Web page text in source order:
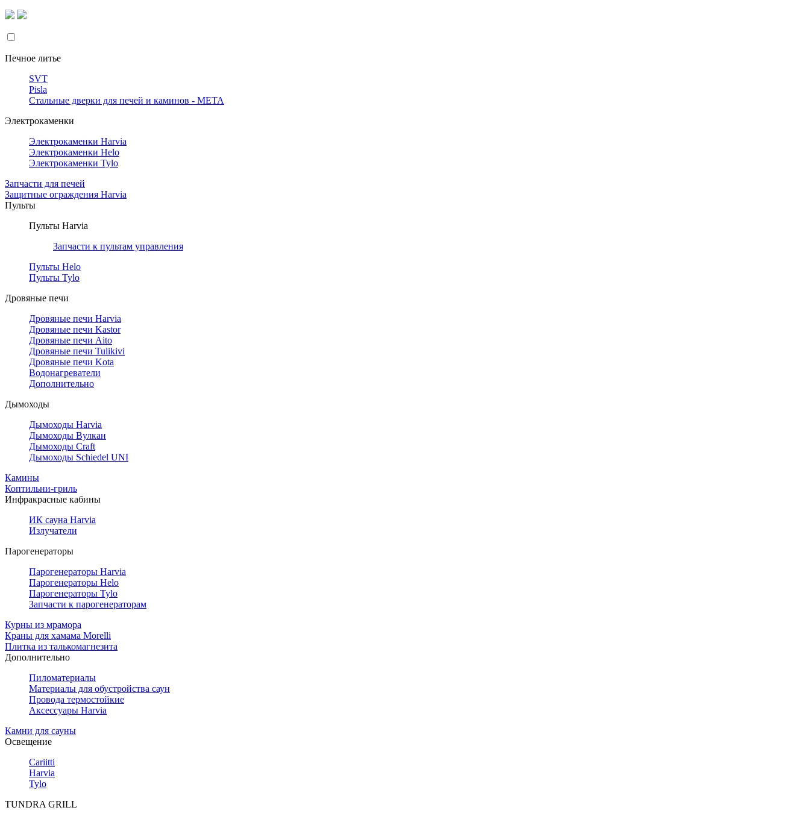
Печное литье
SVT
Pisla
Стальные дверки для печей и каминов - META
Электрокаменки
Электрокаменки Harvia
Электрокаменки Helo
Электрокаменки Tylo
Запчасти для печей
Защитные ограждения Harvia
Пульты
Пульты Harvia
Запчасти к пультам управления
Пульты Helo
Пульты Tylo
Дровяные печи
Дровяные печи Harvia
Дровяные печи Kastor
Дровяные печи Aito
Дровяные печи Tulikivi
Дровяные печи Kota
Водонагреватели
Дополнительно
Дымоходы
Дымоходы Harvia
Дымоходы Вулкан
Дымоходы Craft
Дымоходы Schiedel UNI
Камины
Коптильни-гриль
Инфракрасные кабины
ИК сауна Harvia
Излучатели
Парогенераторы
Парогенераторы Harvia
Парогенераторы Helo
Парогенераторы Tylo
Запчасти к парогенераторам
Курны из мрамора
Краны для хамама Morelli
Плитка из талькомагнезита
Дополнительно
Пиломатериалы
Материалы для обустройства саун
Провода термостойкие
Аксессуары Harvia
Камни для сауны
Освещение
Cariitti
Harvia
Tylo
TUNDRA GRILL